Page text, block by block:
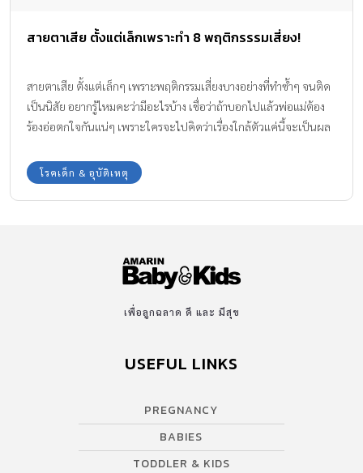
สายตาเสีย ตั้งแต่เล็กเพราะทำ 8 พฤติกรรรมเสี่ยง!
สายตาเสีย ตั้งแต่เล็กๆ เพราะพฤติกรรมเสี่ยงบางอย่างที่ทำซ้ำๆ จนติด
เป็นนิสัย อยากรู้ไหมคะว่ามีอะไรบ้าง เชื่อว่าถ้าบอกไปแล้วพ่อแม่ต้อง
ร้องอ่อตกใจกันแน่ๆ เพราะใครจะไปคิดว่าเรื่องใกล้ตัวแค่นี้จะเป็นผล
Kids จะพาไปดู 8 พฤติกรรมเสี่ยงทำลูกสายตาเสียกันค่ะ
โรคเด็ก & อุบัติเหตุ
เพื่อลูกฉลาด ดี และ มีสุข
USEFUL LINKS
PREGNANCY
BABIES
TODDLER & KIDS